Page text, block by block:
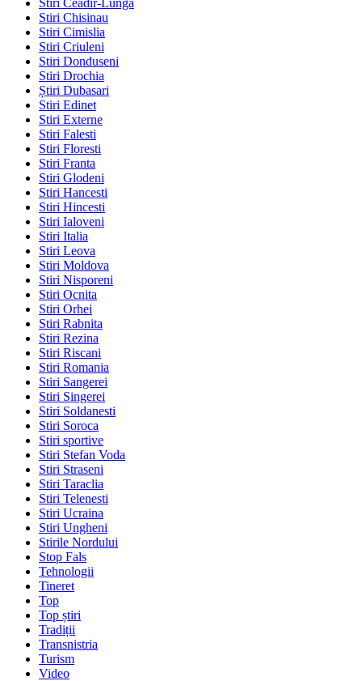
Stiri Ceadir-Lunga
Stiri Chisinau
Stiri Cimislia
Stiri Criuleni
Stiri Donduseni
Stiri Drochia
Știri Dubasari
Stiri Edinet
Stiri Externe
Stiri Falesti
Stiri Floresti
Stiri Franta
Stiri Glodeni
Stiri Hancesti
Stiri Hincesti
Stiri Ialoveni
Stiri Italia
Stiri Leova
Stiri Moldova
Stiri Nisporeni
Stiri Ocnita
Stiri Orhei
Stiri Rabnita
Stiri Rezina
Stiri Riscani
Stiri Romania
Stiri Sangerei
Stiri Singerei
Stiri Soldanesti
Stiri Soroca
Stiri sportive
Stiri Stefan Voda
Stiri Straseni
Stiri Taraclia
Stiri Telenesti
Stiri Ucraina
Stiri Ungheni
Stirile Nordului
Stop Fals
Tehnologii
Tineret
Top
Top știri
Tradiții
Transnistria
Turism
Video